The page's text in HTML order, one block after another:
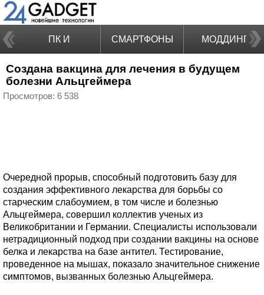
ПК И
НОУТБУКИ
СМАРТФОНЫ МОДДИНГ
Создана вакцина для лечения в будущем
болезни Альцгеймера
Просмотров: 6 538
Очередной прорыв, способный подготовить базу для
создания эффективного лекарства для борьбы со
старческим слабоумием, в том числе и болезнью
Альцгеймера, совершил коллектив ученых из
Великобритании и Германии. Специалисты использовали
нетрадиционный подход при создании вакцины на основе
белка и лекарства на базе антител. Тестирование,
проведенное на мышах, показало значительное снижение
симптомов, вызванных болезнью Альцгеймера.